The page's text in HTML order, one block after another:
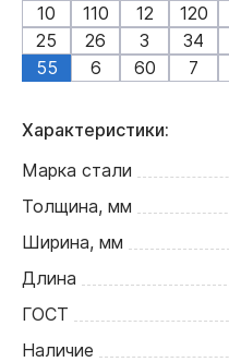
10 110 12 120
25
26 3 34
55
6 60 7
Характеристики:
Марка стали
Толщина, мм
Ширина, мм
Длина
ГОСТ
Наличие